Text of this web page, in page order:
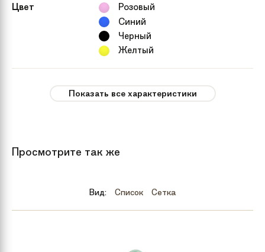
Цвет
Розовый
Синий
Черный
Желтый
V-brake
Показать все характеристики
Просмотрите так же
Вид: Список Сетка